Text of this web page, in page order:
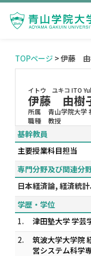
TOPページ > 伊藤
イトウ ユキコ ITO
伊藤 由樹
所属
青山学院大学
職種
教授
基幹教員
主要授業科目担当
専門分野及び関連分
日本経済論, 経済統
学歴・学位
1.
津田塾大学 学芸
2.
筑波大学大学院
営システム科学